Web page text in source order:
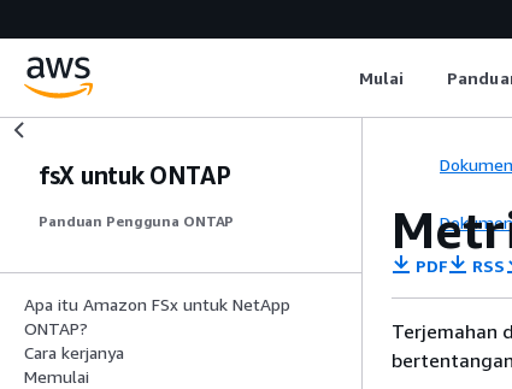
Mulai
fsX untuk ONTAP
Panduan Pengguna ONTAP
Apa itu Amazon FSx untuk NetApp
ONTAP?
Cara kerjanya
Memulai
PDF RSS
Terjemahan